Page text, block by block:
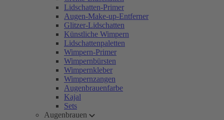
Lidschatten-Primer
Augen-Make-up-Entferner
Glitzer-Lidschatten
Künstliche Wimpern
Lidschattenpaletten
Wimpern-Primer
Wimpernbürsten
Wimpernkleber
Wimpernzangen
Augenbrauenfarbe
Kajal
Sets
Augenbrauen